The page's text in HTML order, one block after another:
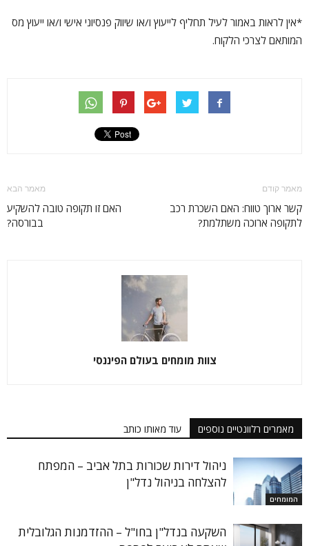
*אין לראות באמור לעיל תחליף לייעוץ ו/או שיווק פנסיוני אישי ו/או ייעוץ מס
המותאם לצרכי הלקוח.
מאמר קודם
קשר ארוך טווח: האם השכרת רכב
לתקופה ארוכה משתלמת?
מאמר הבא
האם זו תקופה טובה להשקיע
בבורסה?
צוות מומחים בעולם הפיננסי
מאמרים רלוונטיים נוספים עוד מאותו כותב
המומחים
ניהול דירות שכורות בתל אביב – המפתח
להצלחה בניהול נדל"ן
השקעה בנדל"ן בחו"ל – ההזדמנות הגלובלית